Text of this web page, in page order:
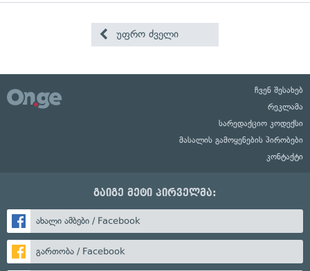
უფრო ძველი
ჩვენ შესახებ
რეკლამა
სარედაქციო კოდექსი
მასალის გამოყენების პირობები
კონტაქტი
გაიგე მეტი პირველმა:
ახალი ამბები / Facebook
გართობა / Facebook